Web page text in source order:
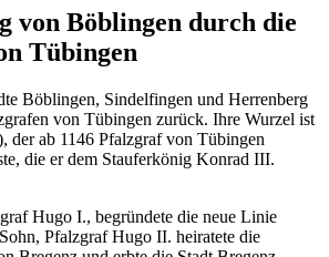
von Böblingen durch die
Tübingen
Böblingen, Sindelfingen und Herrenberg
von Tübingen zurück. Ihre Wurzel ist
der ab 1146 Pfalzgraf von Tübingen
die er dem Stauferkönig Konrad III.
Hugo I., begründete die neue Linie
Pfalzgraf Hugo II. heiratete die